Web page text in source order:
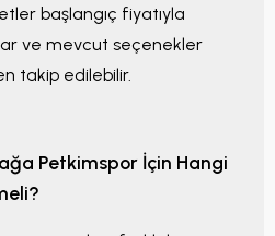
başlangıç fiyatıyla
ve mevcut seçenekler
takip edilebilir.
Petkimspor İçin Hangi